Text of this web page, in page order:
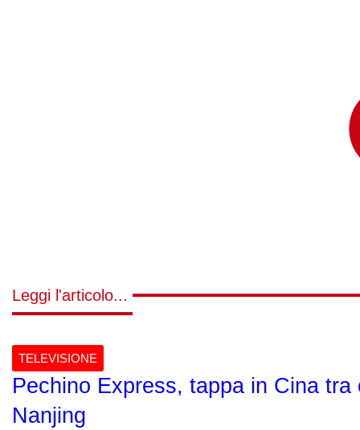
Leggi l'articolo...
TELEVISIONE
Pechino Express, tappa in Cina tra
Nanjing